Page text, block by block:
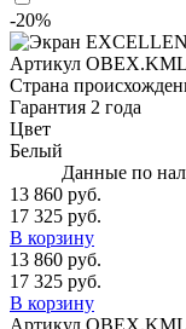
-20%
Артикул
Страна
Гарантия 2 года
Цвет
Белый
Данные по
13 860 руб.
17 325 руб.
В корзину
13 860 руб.
17 325 руб.
В корзину
Артикул